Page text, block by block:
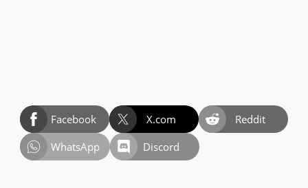
Facebook X.com
Reddit
WhatsApp
Discord